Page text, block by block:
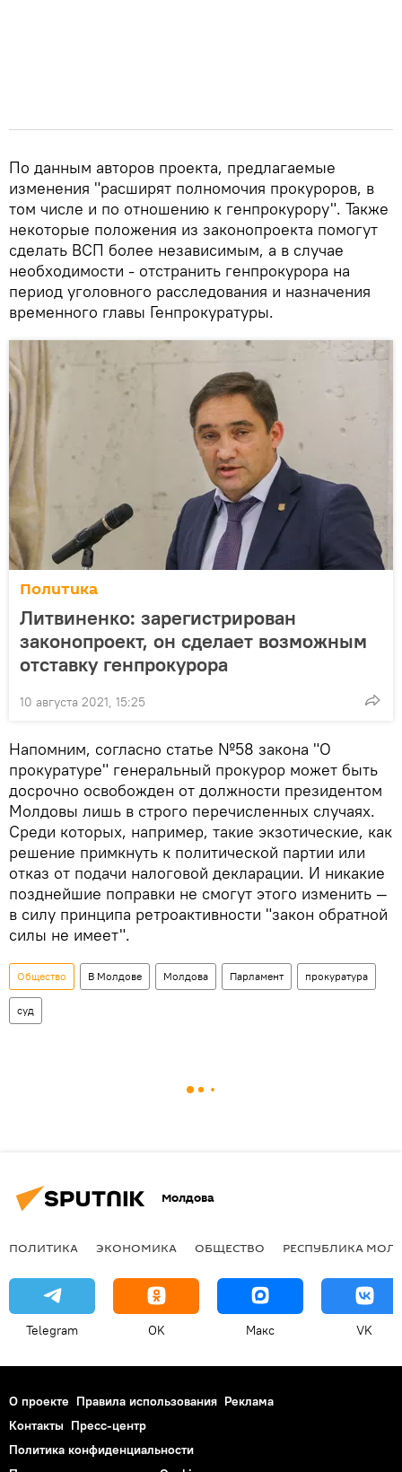
По данным авторов проекта, предлагаемые
изменения "расширят полномочия прокуроров, в
том числе и по отношению к генпрокурору". Также
некоторые положения из законопроекта помогут
сделать ВСП более независимым, а в случае
необходимости - отстранить генпрокурора на
период уголовного расследования и назначения
временного главы Генпрокуратуры.
Политика
Литвиненко: зарегистрирован
законопроект, он сделает возможным
отставку генпрокурора
10 августа 2021, 15:25
Напомним, согласно статье №58 закона "О
прокуратуре" генеральный прокурор может быть
досрочно освобожден от должности президентом
Молдовы лишь в строго перечисленных случаях.
Среди которых, например, такие экзотические, как
решение примкнуть к политической партии или
отказ от подачи налоговой декларации. И никакие
позднейшие поправки не смогут этого изменить —
в силу принципа ретроактивности "закон обратной
силы не имеет".
Общество В Молдове Молдова Парламент прокуратура
суд
Молдова
ПОЛИТИКА ЭКОНОМИКА ОБЩЕСТВО РЕСПУБЛИКА
Telegram OK Макс VK
О проекте Правила использования Реклама
Контакты Пресс-центр
Политика конфиденциальности